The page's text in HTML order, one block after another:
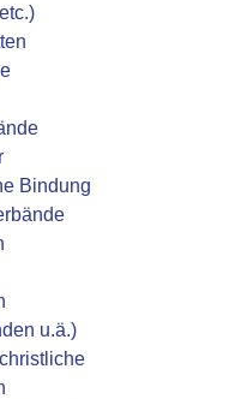
Bindung
u.ä.)